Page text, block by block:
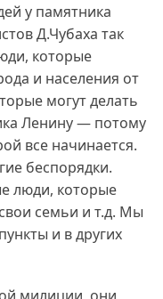
у памятника
Д.Чубаха так
которые
и населения от
могут делать
Ленину — потому
все начинается.
беспорядки.
люди, которые
семьи и т.д. Мы
и в других